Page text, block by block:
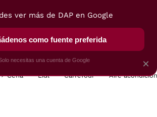
SELECCIÓN VEGUI
Cena Lidl Carrefour Aire
×
ver más de DAP en Google
como fuente preferida
necesitas una cuenta de Google